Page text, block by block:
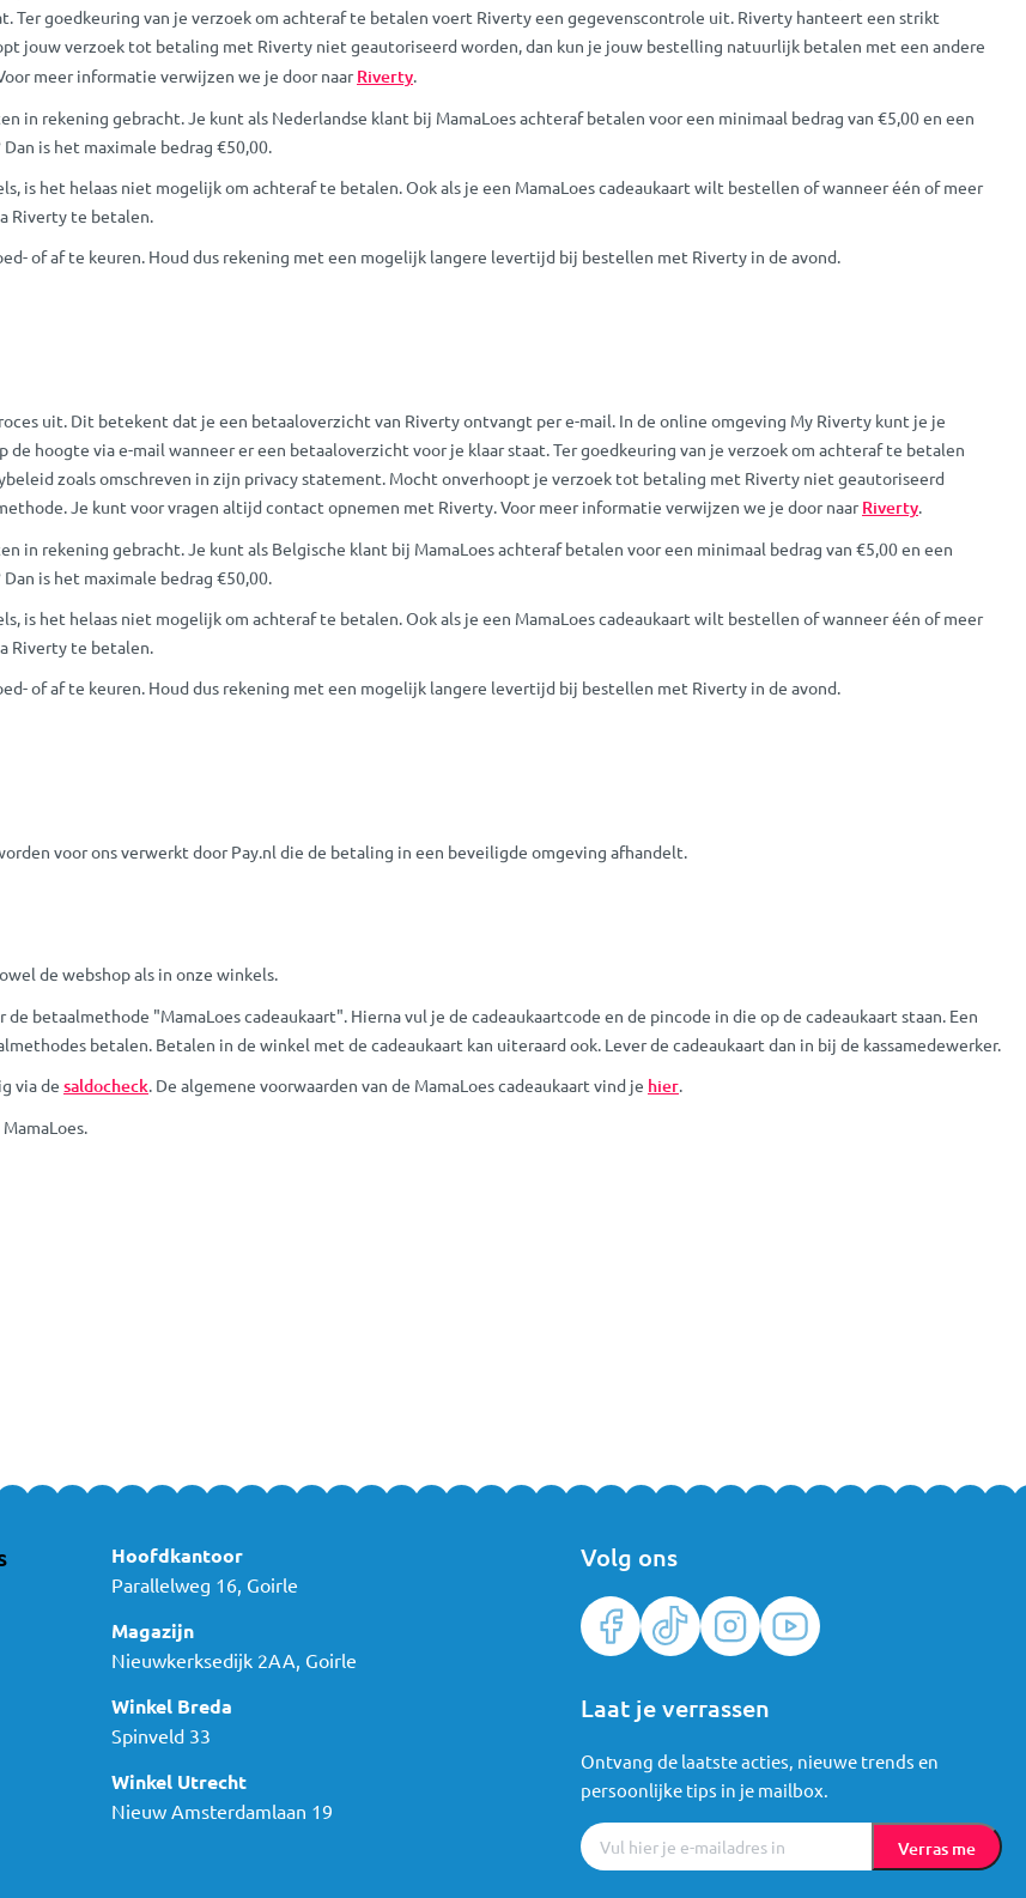
Ter goedkeuring van je verzoek om achteraf te betalen voert Riverty een gegevenscontrole uit. Riverty hanteert een strikt
jouw verzoek tot betaling met Riverty niet geautoriseerd worden, dan kun je jouw bestelling natuurlijk betalen met een andere
meer informatie verwijzen we je door naarRiverty
rekening gebracht. Je kunt als Nederlandse klant bij MamaLoes achteraf betalen voor een minimaal bedrag van €5,00 en een
is het maximale bedrag €50,00.
is het helaas niet mogelijk om achteraf te betalen. Ook als je een MamaLoes cadeaukaart wilt bestellen of wanneer één of meer
Riverty te betalen.
of af te keuren. Houd dus rekening met een mogelijk langere levertijd bij bestellen met Riverty in de avond.
uit. Dit betekent dat je een betaaloverzicht van Riverty ontvangt per e-mail. In de online omgeving My Riverty kunt je je
hoogte via e-mail wanneer er een betaaloverzicht voor je klaar staat. Ter goedkeuring van je verzoek om achteraf te betalen
zoals omschreven in zijn privacy statement. Mocht onverhoopt je verzoek tot betaling met Riverty niet geautoriseerd
Je kunt voor vragen altijd contact opnemen met Riverty. Voor meer informatie verwijzen we je door naarRiverty
rekening gebracht. Je kunt als Belgische klant bij MamaLoes achteraf betalen voor een minimaal bedrag van €5,00 en een
is het maximale bedrag €50,00.
is het helaas niet mogelijk om achteraf te betalen. Ook als je een MamaLoes cadeaukaart wilt bestellen of wanneer één of meer
Riverty te betalen.
of af te keuren. Houd dus rekening met een mogelijk langere levertijd bij bestellen met Riverty in de avond.
voor ons verwerkt door Pay.nl die de betaling in een beveiligde omgeving afhandelt.
de webshop als in onze winkels.
betaalmethode "MamaLoes cadeaukaart". Hierna vul je de cadeaukaartcode en de pincode in die op de cadeaukaart staan. Een
betalen. Betalen in de winkel met de cadeaukaart kan uiteraard ook. Lever de cadeaukaart dan in bij de kassamedewerker.
via de saldocheck . De algemene voorwaarden van de MamaLoes cadeaukaart vind je hier
Hoofdkantoor
Parallelweg 16, Goirle
Magazijn
Nieuwkerksedijk 2AA, Goirle
Winkel Breda
Spinveld 33
Winkel Utrecht
Nieuw Amsterdamlaan 19
Volg ons
Laat je verrassen
Ontvang de laatste acties, nieuwe trends en
persoonlijke tips in je mailbox.
Verras me